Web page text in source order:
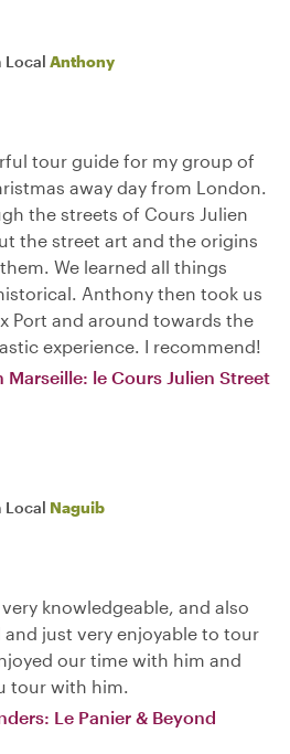
Local Anthony
tour guide for my group of
away day from London.
the streets of Cours Julien
the street art and the origins
We learned all things
Anthony then took us
Port and around towards the
experience. I recommend!
Marseille: le Cours Julien Street
Local Naguib
knowledgeable, and also
just very enjoyable to tour
our time with him and
tour with him.
Le Panier & Beyond